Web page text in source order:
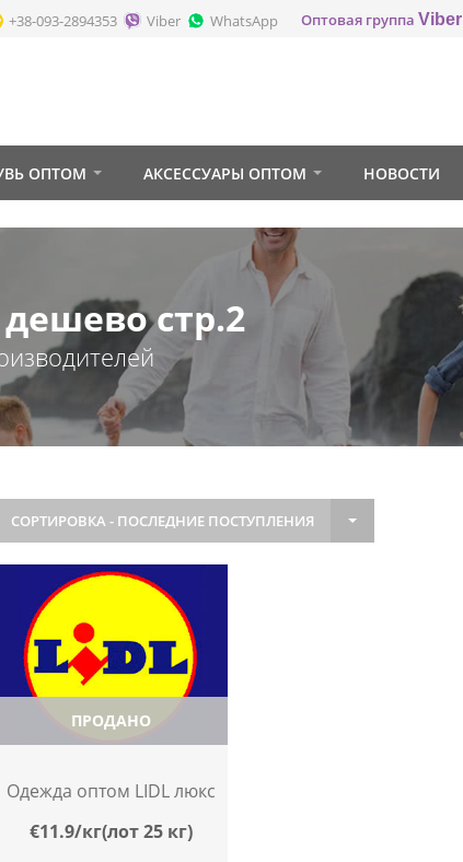
ПРОДАНО
Одежда оптом LIDL люкс
€11.9/кг(лот 25 кг)
СОРТИРОВКА - ПОСЛЕДНИЕ ПОСТУПЛЕНИЯ
+38-093-2894353 Viber WhatsApp Оптовая группа Viber
ОПТОМ АКСЕССУАРЫ ОПТОМ НОВОСТИ
стр.2